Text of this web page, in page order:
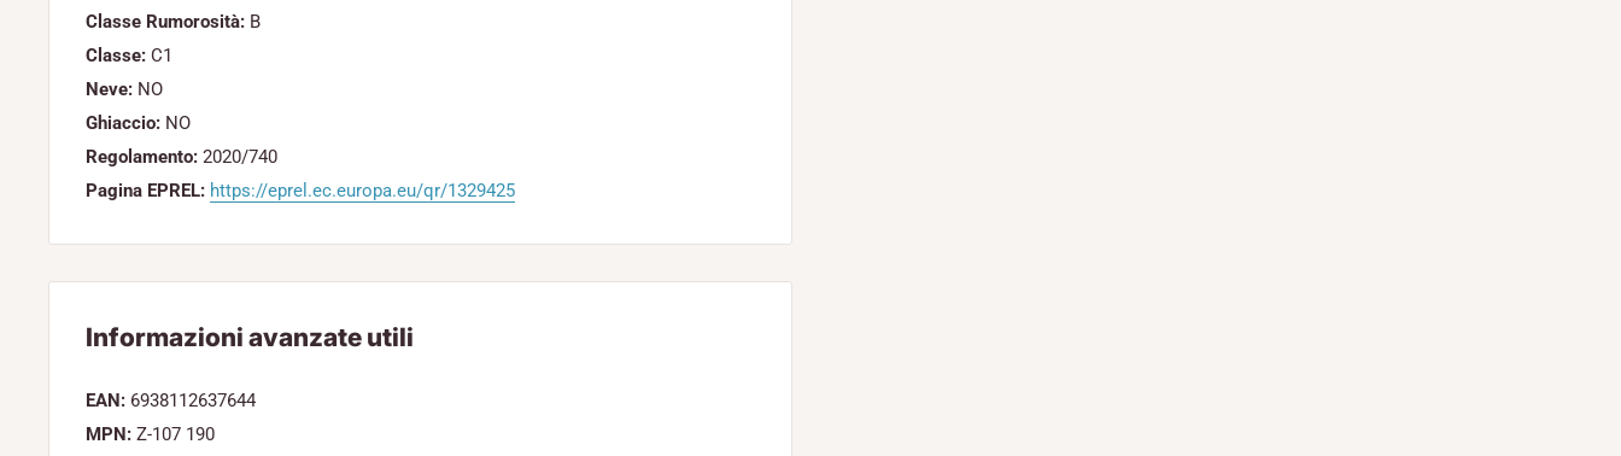
Classe Rumorosità: B
Classe: C1
Neve: NO
Ghiaccio: NO
Regolamento: 2020/740
Pagina EPREL: https://eprel.ec.europa.eu/qr/1329425
Informazioni avanzate utili
EAN: 6938112637644
MPN: Z-107 190